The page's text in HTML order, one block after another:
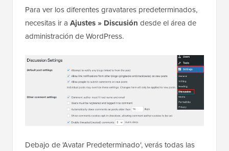
Para ver los diferentes gravatares predeterminados,
necesitas ir a Ajustes » Discusión desde el área de
administración de WordPress.
Debajo de 'Avatar Predeterminado', verás todas las